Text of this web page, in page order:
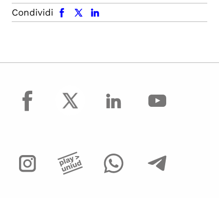
Condividi
facebook x.com linkedin
facebook